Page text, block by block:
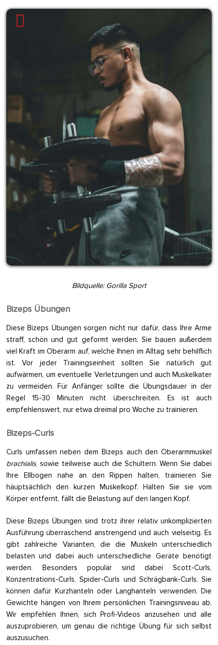
Bildquelle: Gorilla Sport
Bizeps Übungen
Diese Bizeps Übungen sorgen nicht nur dafür, dass Ihre Arme
straff, schön und gut geformt werden. Sie bauen außerdem
viel Kraft im Oberarm auf, welche Ihnen im Alltag sehr behilflich
ist. Vor jeder Trainingseinheit sollten Sie natürlich gut
aufwärmen, um eventuelle Verletzungen und auch Muskelkater
zu vermeiden. Für Anfänger sollte die Übungsdauer in der
Regel 15-30 Minuten nicht überschreiten. Es ist auch
empfehlenswert, nur etwa dreimal pro Woche zu trainieren.
Bizeps-Curls
Curls umfassen neben dem Bizeps auch den Oberarmmuskel
brachialis, sowie teilweise auch die Schultern. Wenn Sie dabei
Ihre Ellbogen nahe an den Rippen halten, trainieren Sie
häuptsächlich den kurzen Muskelkopf. Halten Sie sie vom
Körper entfernt, fällt die Belastung auf den langen Kopf.
Diese Bizeps Übungen sind trotz ihrer relativ unkomplizierten
Ausführung überraschend anstrengend und auch vielseitig. Es
gibt zahlreiche Varianten, die die Muskeln unterschiedlich
belasten und dabei auch unterschiedliche Geräte benötigt
werden. Besonders populär sind dabei Scott-Curls,
Konzentrations-Curls, Spider-Curls und Schrägbank-Curls. Sie
können dafür Kurzhanteln oder Langhanteln verwenden. Die
Gewichte hängen von Ihrem persönlichen Trainingsniveau ab.
Wir empfehlen Ihnen, sich Profi-Videos anzusehen und alle
auszuprobieren, um genau die richtige Übung für sich selbst
auszusuchen.